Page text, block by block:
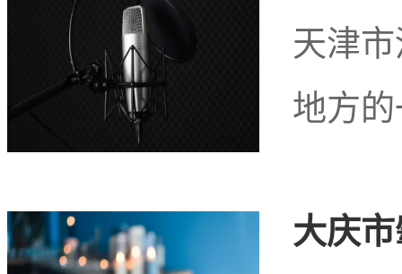
环境，为顾客提供全方
血液循环和舒缓压力。
青莲体验网简单概
天津
地方
大庆